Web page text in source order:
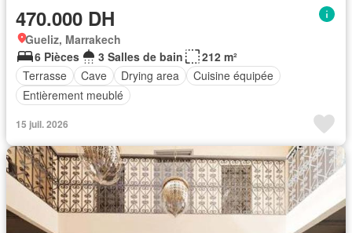
470.000 DH
Gueliz, Marrakech
6 Pièces
3 Salles de bain
212 m²
Terrasse
Cave Drying area
Cuisine équipée
Entièrement meublé
15 juil. 2026